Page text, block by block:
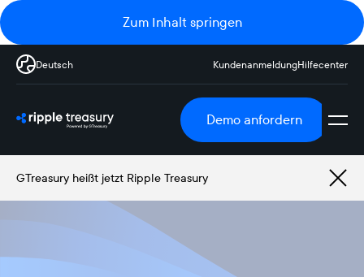
Zum Inhalt springen
Deutsch KundenanmeldungHilfecenter
Demo anfordern
GTreasury heißt jetzt Ripple Treasury